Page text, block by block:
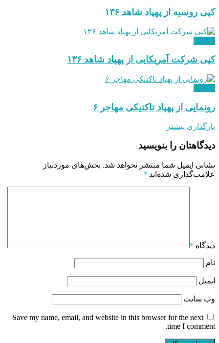
کپی روسیه از پهپاد شاهد ۱۳۶
کپی شرکت آمریکایی از پهپاد شاهد ۱۳۶
رونمایی از پهپاد تاکتیکی مهاجر ۶
بارگذاری بیشتر
دیدگاهتان را بنویسید
نشانی ایمیل شما منتشر نخواهد شد. بخش‌های موردنیاز
علامت‌گذاری شده‌اند *
دیدگاه *
نام
ایمیل
وب‌ سایت
Save my name, email, and website in this browser for the next
time I comment.